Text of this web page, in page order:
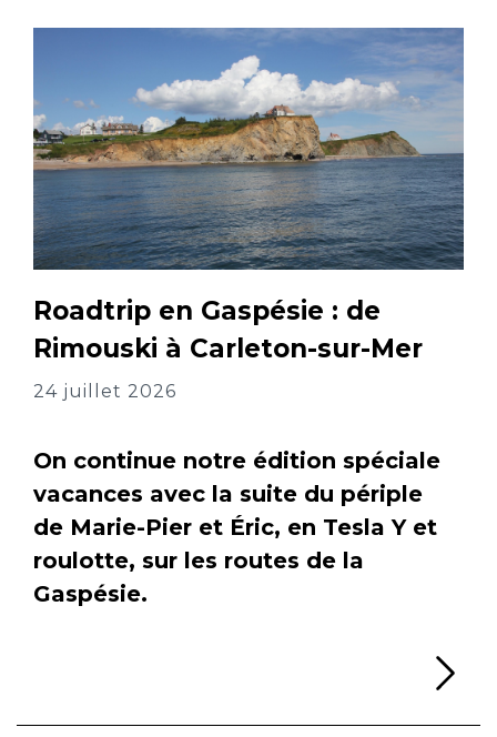
Roadtrip en Gaspésie : de
Rimouski à Carleton-sur-Mer
24 juillet 2026
On continue notre édition spéciale
vacances avec la suite du périple
de Marie-Pier et Éric, en Tesla Y et
roulotte, sur les routes de la
Gaspésie.